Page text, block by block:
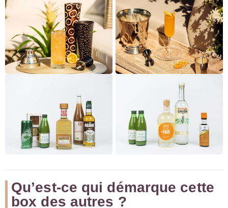
Qu’est-ce qui démarque cette
box des autres ?